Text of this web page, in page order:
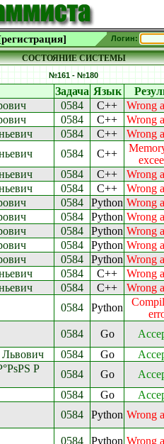
Логин:
СОСТОЯНИЕ СИСТЕМЫ
№161 - №180
Задача Язык
0584 C++
Wrong
0584 C++
Wrong
0584 C++
Wrong
0584 C++
0584 C++
Wrong
0584 C++
Wrong
0584 Python Wrong
0584 Python Wrong
0584 Python Wrong
0584 Python Wrong
0584 Python Wrong
0584 C++
Wrong
0584 C++
Wrong
0584 Python
0584 Go
Львович 0584 Go
Р
0584 Go
0584 Go
0584 Python Wrong
0584 Python Wrong